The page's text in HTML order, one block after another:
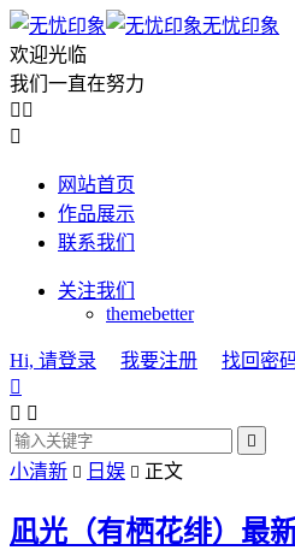
无忧印象
欢迎光临
我们一直在努力
 

网站首页
作品展示
联系我们
关注我们
themebetter
Hi, 请登录 我要注册
找回密

 

小清新  日娱  正文
凪光（有栖花绯）最